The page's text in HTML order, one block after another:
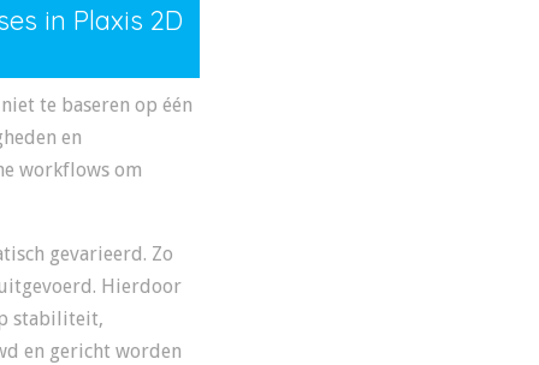
in Plaxis 2D
te baseren op één
en
workflows om
gevarieerd. Zo
Hierdoor
stabiliteit,
en gericht worden